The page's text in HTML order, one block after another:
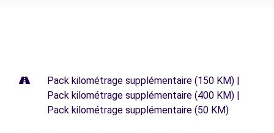
Pack kilométrage supplémentaire (150 KM) |
Pack kilométrage supplémentaire (400 KM) |
Pack kilométrage supplémentaire (50 KM)